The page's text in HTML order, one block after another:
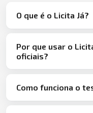
O que é o Licita Já?
Por que usar o
oficiais?
Como funciona o